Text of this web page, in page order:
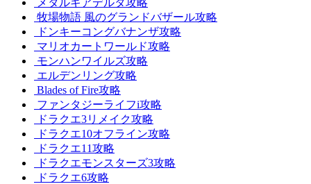
牧場物語 風のグランドバザール攻略
ドンキーコングバナンザ攻略
マリオカートワールド攻略
モンハンワイルズ攻略
エルデンリング攻略
Blades of Fire攻略
ファンタジーライフi攻略
ドラクエ3リメイク攻略
ドラクエ10オフライン攻略
ドラクエ11攻略
ドラクエモンスターズ3攻略
ドラクエ6攻略